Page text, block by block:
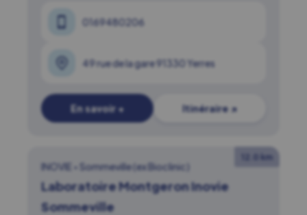
0169480206
49 rue de la gare 91330 Yerres
En savoir + Itinéraire ↗
12.0 km
INOVIE • Sommeville (ex Bioclinic)
Laboratoire Montgeron Inovie
Sommeville